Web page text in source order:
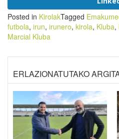
Posted in KirolakTagged
futbola, irun, irunero, kirola, Kluba,
Marcial Kluba
ERLAZIONATUTAKO